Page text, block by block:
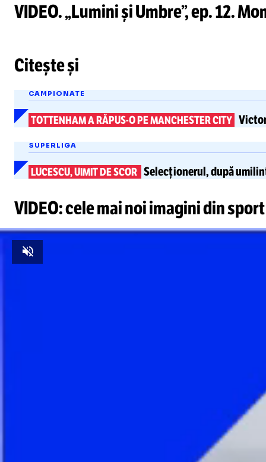
VIDEO. „Lumini și Umbre”, ep. 12.
Citește și
CAMPIONATE
TOTTENHAM ARĂPUS-OPE MANCHESTER CITY
SUPERLIGA
LUCESCU, UIMIT DE SCOR Selecționerul, după
VIDEO: cele mai noi imagini din sport
Unmute